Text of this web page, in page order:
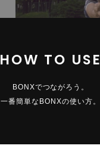
HOW TO USE
BONXでつながろう。
一番簡単なBONXの使い方。